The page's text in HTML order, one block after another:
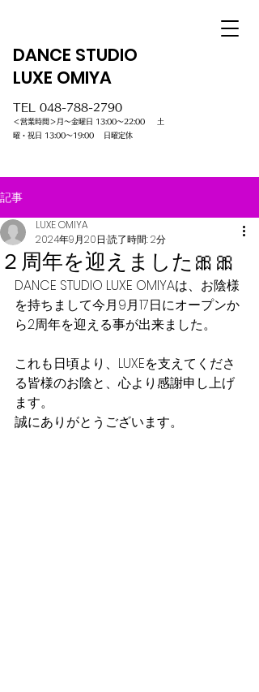
DANCE STUDIO
LUXE OMIYA
TEL 048-788-2790
＜営業時間＞月～金曜日 13:00～22:00 土
曜・祝日 13:00～19:00 日曜定休
記事
２周年を迎えました🎀🎀
LUXE OMIYA
2024年9月20日 読了時間: 2分
DANCE STUDIO LUXE OMIYAは、お陰様
を持ちまして今月9月17日にオープンか
ら2周年を迎える事が出来ました。
これも日頃より、LUXEを支えてくださ
る皆様のお陰と、心より感謝申し上げ
ます。
誠にありがとうございます。